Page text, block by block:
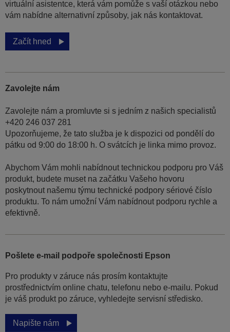
virtuální asistentce, která vám pomůže s vaší otázkou nebo
vám nabídne alternativní způsoby, jak nás kontaktovat.
Začít hned
Zavolejte nám
Zavolejte nám a promluvte si s jedním z našich specialistů
+420 246 037 281
Upozorňujeme, že tato služba je k dispozici od pondělí do
pátku od 9:00 do 18:00 h. O svátcích je linka mimo provoz.
Abychom Vám mohli nabídnout technickou podporu pro Váš
produkt, budete muset na začátku Vašeho hovoru
poskytnout našemu týmu technické podpory sériové číslo
produktu. To nám umožní Vám nabídnout podporu rychle a
efektivně.
Pošlete e-mail podpoře společnosti Epson
Pro produkty v záruce nás prosím kontaktujte
prostřednictvím online chatu, telefonu nebo e-mailu. Pokud
je váš produkt po záruce, vyhledejte servisní středisko.
Napište nám